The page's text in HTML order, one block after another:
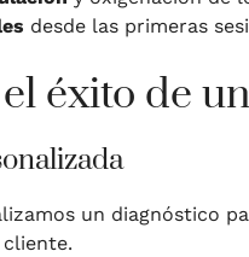
desde las primeras
éxito de
un diagnóstico